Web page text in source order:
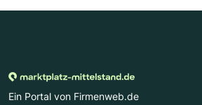
Ein Portal von Firmenweb.de